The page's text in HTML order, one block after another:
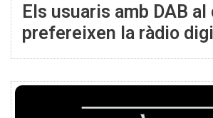
Els usuaris amb DAB
prefereixen la ràdio